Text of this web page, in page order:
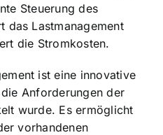
Steuerung des
das Lastmanagement
die Stromkosten.
ist eine innovative
Anforderungen der
wurde. Es ermöglicht
vorhandenen